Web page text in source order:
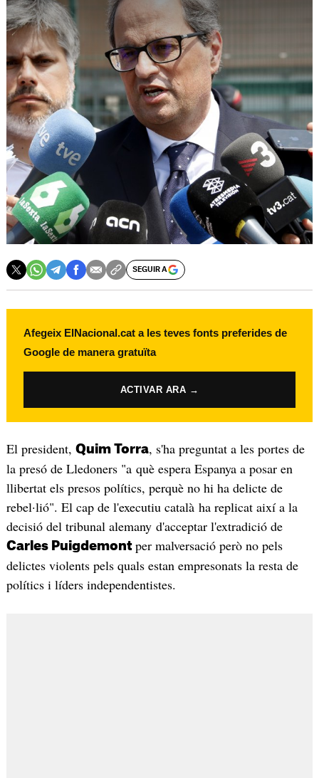
SEGUIR A
Afegeix ElNacional.cat a les teves fonts preferides de
Google de manera gratuïta
ACTIVAR ARA →
El president, Quim Torra, s'ha preguntat a les portes de
la presó de Lledoners "a què espera Espanya a posar en
llibertat els presos polítics, perquè no hi ha delicte de
rebel·lió". El cap de l'executiu català ha replicat així a la
decisió del tribunal alemany d'acceptar l'extradició de
Carles Puigdemont per malversació però no pels
delictes violents pels quals estan empresonats la resta de
polítics i líders independentistes.